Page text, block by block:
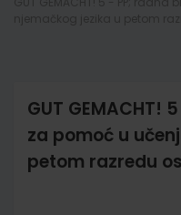
GUT GEMACHT!
za pomoć u
petom razredu